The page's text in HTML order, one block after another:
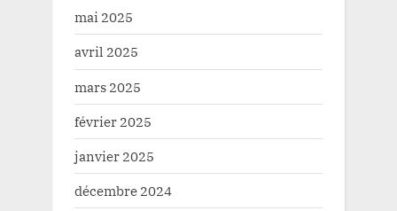
mai 2025
avril 2025
mars 2025
février 2025
janvier 2025
décembre 2024